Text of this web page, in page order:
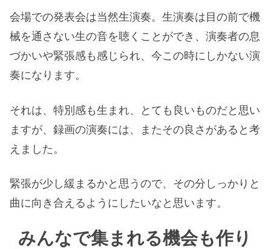
会場での発表会は当然生演奏。生演奏は目の前で機
械を通さない生の音を聴くことができ、演奏者の息
づかいや緊張感も感じられ、今この時にしかない演
奏になります。
それは、特別感も生まれ、とても良いものだと思い
ますが、録画の演奏には、またその良さがあると考
えました。
緊張が少し緩まるかと思うので、その分しっかりと
曲に向き合えるようにしたいなと思います。
みんなで集まれる機会も作り